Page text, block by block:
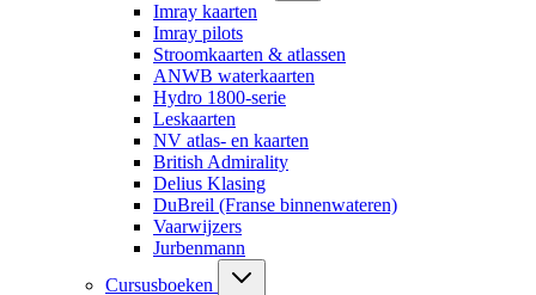
Imray kaarten
Imray pilots
Stroomkaarten & atlassen
ANWB waterkaarten
Hydro 1800-serie
Leskaarten
NV atlas- en kaarten
British Admirality
Delius Klasing
DuBreil (Franse binnenwateren)
Vaarwijzers
Jurbenmann
Cursusboeken